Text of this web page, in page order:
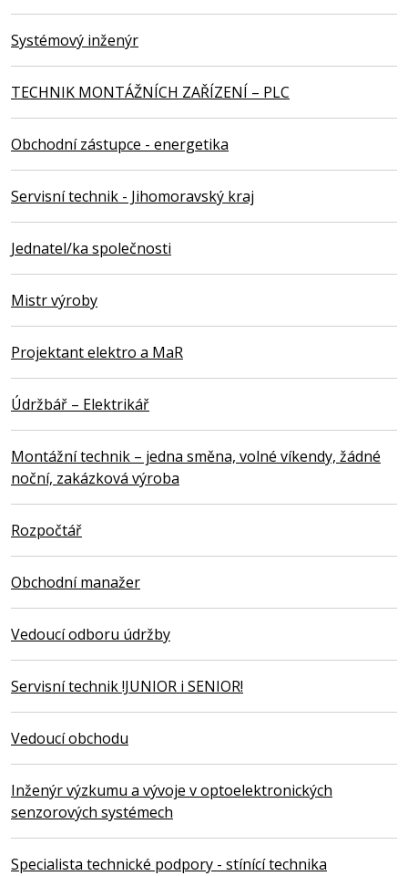
Systémový inženýr
TECHNIK MONTÁŽNÍCH ZAŘÍZENÍ – PLC
Obchodní zástupce - energetika
Servisní technik - Jihomoravský kraj
Jednatel/ka společnosti
Mistr výroby
Projektant elektro a MaR
Údržbář – Elektrikář
Montážní technik – jedna směna, volné víkendy, žádné
noční, zakázková výroba
Rozpočtář
Obchodní manažer
Vedoucí odboru údržby
Servisní technik !JUNIOR i SENIOR!
Vedoucí obchodu
Inženýr výzkumu a vývoje v optoelektronických
senzorových systémech
Specialista technické podpory - stínící technika